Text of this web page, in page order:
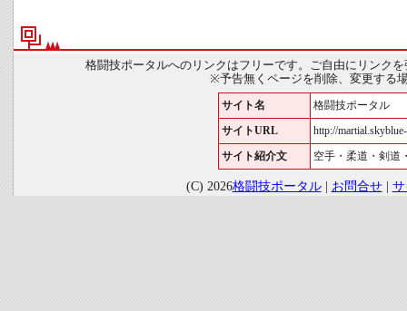
格闘技ポータルへのリンクはフリーです。ご自由にリンク
※予告無くページを削除、変更する
サイト名 格闘技ポータル
サイトURL http://
サイト紹介文 空手・柔道・剣道
(C) 2026格闘技ポータル| お問合せ|